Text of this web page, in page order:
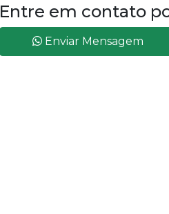
Entre em contato
Enviar Mensagem